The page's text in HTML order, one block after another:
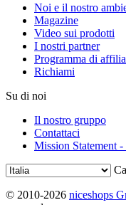
Noi e il nostro
Magazine
Video sui prodotti
I nostri partner
Programma di
Richiami
Su di noi
Il nostro gruppo
Contattaci
Mission Statement
© 2010-2026 niceshops